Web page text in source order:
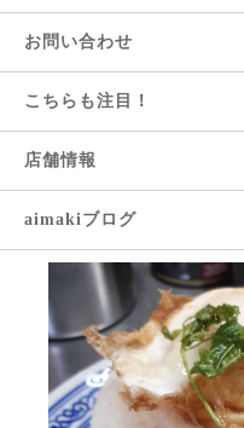
お問い合わせ
こちらも注目！
店舗情報
aimakiブログ